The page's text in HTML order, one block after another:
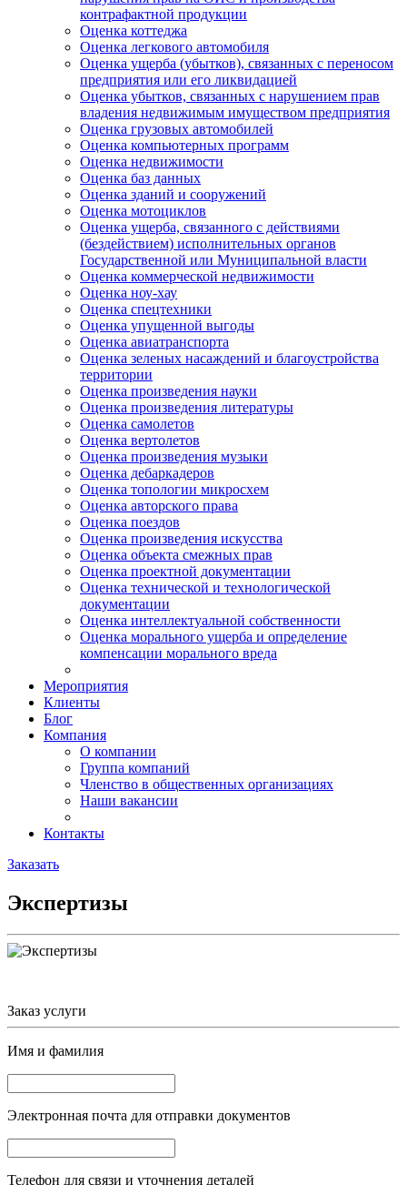
контрафактной продукции
Оценка коттеджа
Оценка легкового автомобиля
Оценка ущерба (убытков), связанных с переносом
предприятия или его ликвидацией
Оценка убытков, связанных с нарушением прав
владения недвижимым имуществом предприятия
Оценка грузовых автомобилей
Оценка компьютерных программ
Оценка недвижимости
Оценка баз данных
Оценка зданий и сооружений
Оценка мотоциклов
Оценка ущерба, связанного с действиями
(бездействием) исполнительных органов
Государственной или Муниципальной власти
Оценка коммерческой недвижимости
Оценка ноу-хау
Оценка спецтехники
Оценка упущенной выгоды
Оценка авиатранспорта
Оценка зеленых насаждений и благоустройства
территории
Оценка произведения науки
Оценка произведения литературы
Оценка самолетов
Оценка вертолетов
Оценка произведения музыки
Оценка дебаркадеров
Оценка топологии микросхем
Оценка авторского права
Оценка поездов
Оценка произведения искусства
Оценка объекта смежных прав
Оценка проектной документации
Оценка технической и технологической
документации
Оценка интеллектуальной собственности
Оценка морального ущерба и определение
компенсации морального вреда
Мероприятия
Клиенты
Блог
Компания
О компании
Группа компаний
Членство в общественных организациях
Наши вакансии
Контакты
Заказать
Экспертизы
Заказ услуги
Имя и фамилия
Электронная почта для отправки документов
Телефон для связи и уточнения деталей